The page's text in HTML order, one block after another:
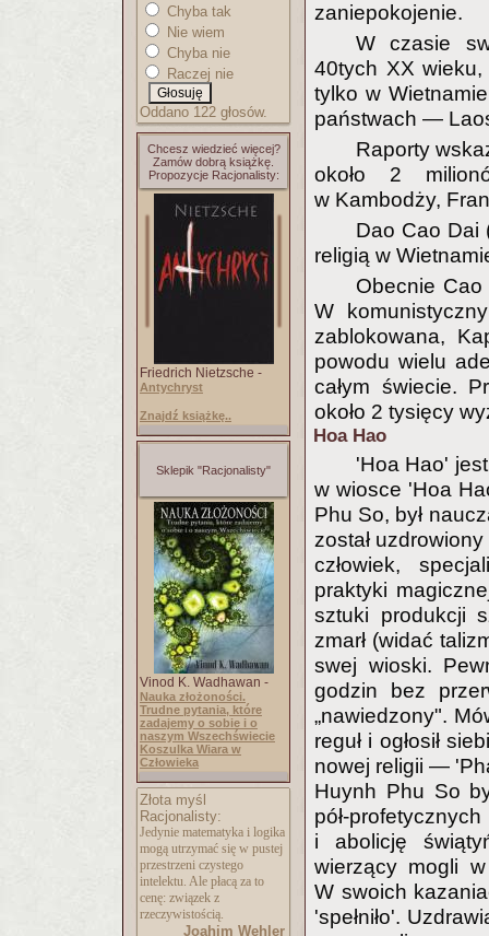
Chyba tak
Nie wiem
Chyba nie
Raczej nie
Oddano 122 głosów.
Chcesz wiedzieć więcej?
Zamów dobrą książkę.
Propozycje Racjonalisty:
Friedrich Nietzsche -
Antychryst
Znajdź książkę..
Sklepik "Racjonalisty"
Vinod K. Wadhawan -
Nauka złożoności.
Trudne pytania, które
zadajemy o sobie i o
naszym Wszechświecie
Koszulka Wiara w
Człowieka
Złota myśl
Racjonalisty:
Jedynie matematyka i logika
mogą utrzymać się w pustej
przestrzeni czystego
intelektu. Ale płacą za to
cenę: związek z
rzeczywistością.
Joahim Wehler
zaniepokojenie.
W czasie
40tych XX
tylko w
państwach —
Raporty
około 2
w Kambodży,
Dao Cao Dai
religią w
Obecnie
W
zablokowana,
powodu wielu
całym świecie.
około 2 tysięcy
Hoa Hao
'Hoa Hao'
w wiosce 'Hoa
Phu So, był
został
człowiek,
praktyki
sztuki produkcji
zmarł (widać
swej wioski.
godzin bez
„nawiedzony".
reguł i ogłosił
nowej religii —
Huynh Phu So
pół-
i abolicję
wierzący mogli
W swoich
'spełniło'.